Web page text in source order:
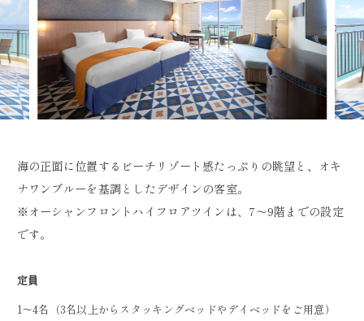
海の正面に位置するビーチリゾート感たっぷりの眺望と、オキ
ナワンブルーを基調としたデザインの客室。
※オーシャンフロントハイフロアツインは、7～9階までの設定
です。
定員
1～4名（3名以上からスタッキングベッドやデイベッドをご用意）